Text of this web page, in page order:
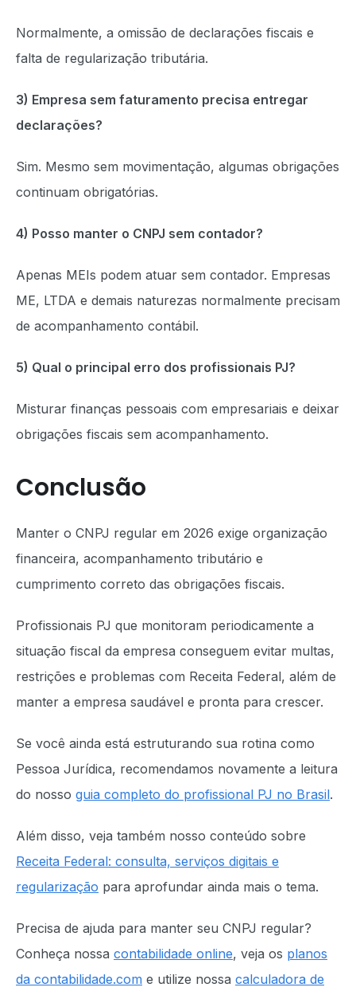
Normalmente, a omissão de declarações fiscais e
falta de regularização tributária.
3) Empresa sem faturamento precisa entregar
declarações?
Sim. Mesmo sem movimentação, algumas obrigações
continuam obrigatórias.
4) Posso manter o CNPJ sem contador?
Apenas MEIs podem atuar sem contador. Empresas
ME, LTDA e demais naturezas normalmente precisam
de acompanhamento contábil.
5) Qual o principal erro dos profissionais PJ?
Misturar finanças pessoais com empresariais e deixar
obrigações fiscais sem acompanhamento.
Conclusão
Manter o CNPJ regular em 2026 exige organização
financeira, acompanhamento tributário e
cumprimento correto das obrigações fiscais.
Profissionais PJ que monitoram periodicamente a
situação fiscal da empresa conseguem evitar multas,
restrições e problemas com Receita Federal, além de
manter a empresa saudável e pronta para crescer.
Se você ainda está estruturando sua rotina como
Pessoa Jurídica, recomendamos novamente a leitura
do nosso guia completo do profissional PJ no Brasil.
Além disso, veja também nosso conteúdo sobre
Receita Federal: consulta, serviços digitais e
regularização para aprofundar ainda mais o tema.
Precisa de ajuda para manter seu CNPJ regular?
Conheça nossa contabilidade online, veja os planos
da contabilidade.com e utilize nossa calculadora de